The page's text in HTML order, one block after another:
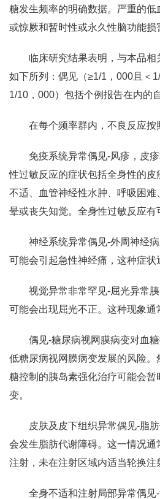
糖发生频率的明确数据。严重的
或惊厥和暂时性或永久性脑功能损
临床研究结果表明，与本品
如下所列：偶见（≥1/1，000且＜
1/10，000）包括个例报告在内的
在每个频率群内，不良反应按
免疫系统异常偶见-风疹，皮
性过敏反应的症状包括全身性的
不适、血管神经性水肿、呼吸困
晕或丧失知觉。全身性过敏反应有
神经系统异常偶见-外周神经
可能会引起急性神经痛，这种症状
视觉异常非常罕见-屈光异常
可能会出现屈光不正。这种现象通
偶见-糖尿病视网膜病变对血
低糖尿病视网膜病变发展的风险。
糖控制的胰岛素强化治疗可能会暂
变。
皮肤及皮下组织异常偶见-脂
会发生脂肪代谢障碍。这一情况
注射，未在注射区域内适当轮换注
全身不适和注射局部异常偶